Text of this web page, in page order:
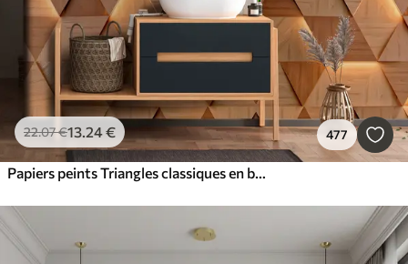
22.07€13.24€ 477
Papiers peints Triangles classiques en bois avec éclairage 3D